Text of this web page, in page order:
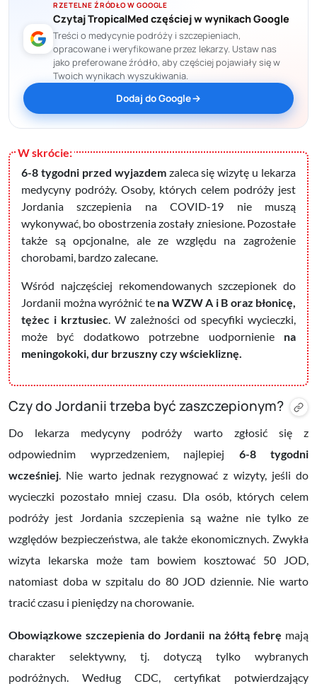
RZETELNE ŹRÓDŁO W GOOGLE
Czytaj TropicalMed częściej w wynikach Google
Treści o medycynie podróży i szczepieniach,
opracowane i weryfikowane przez lekarzy. Ustaw nas
jako preferowane źródło, aby częściej pojawiały się w
Twoich wynikach wyszukiwania.
Dodaj do Google
6-8 tygodni przed wyjazdemzaleca się wizytę u lekarza
medycyny podróży. Osoby, których celem podróży jest
Jordania szczepienia na COVID-19 nie muszą
wykonywać, bo obostrzenia zostały zniesione. Pozostałe
także są opcjonalne, ale ze względu na zagrożenie
chorobami, bardzo zalecane.
Wśród najczęściej rekomendowanych szczepionek do
Jordanii można wyróżnić te na WZW A i B oraz błonicę,
tężec i krztusiec. W zależności od specyfiki wycieczki,
może być dodatkowo potrzebne uodpornienie na
meningokoki, dur brzuszny czy wściekliznę.
Czy do Jordanii trzeba być zaszczepionym?
Do lekarza medycyny podróży warto zgłosić się z
odpowiednim wyprzedzeniem, najlepiej 6-8 tygodni
wcześniej. Nie warto jednak rezygnować z wizyty, jeśli do
wycieczki pozostało mniej czasu. Dla osób, których celem
podróży jest Jordania szczepienia są ważne nie tylko ze
względów bezpieczeństwa, ale także ekonomicznych. Zwykła
wizyta lekarska może tam bowiem kosztować 50 JOD,
natomiast doba w szpitalu do 80 JOD dziennie. Nie warto
tracić czasu i pieniędzy na chorowanie.
Obowiązkowe szczepienia do Jordanii na żółtą febrę mają
charakter selektywny, tj. dotyczą tylko wybranych
podróżnych. Według CDC, certyfikat potwierdzający